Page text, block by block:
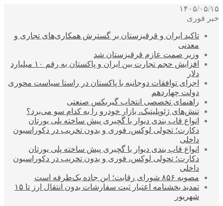
۱۴۰۵/۰۵/۱۵
خبر فوری
تاکید ایران و قرقیزستان بر گسترش همکاری‌های تجاری و
معدنی
وزیر صمت عازم قرقیزستان شد
افزایش حجم تجارت بین ایران و پاکستان به رقم ۱۰ میلیارد
دلار
اجرای توافقات دوجانبه با پاکستان در راستا سیاست محوری
دولت چهاردهم
راهنمای تخصصی انتخاب گیربکس صنعتی
تنش‌های ژئوپلیتیک، بازار خودرو را به کدام سو می‌برد؟
انواع قاب بندی دیوار با گچبری پیش ساخته پلی یورتان
دکارت؛ تحولی لوکس، فوری و بدون تخریب در دکوراسیون
داخلی
انواع قاب بندی دیوار با گچبری پیش ساخته پلی یورتان
دکارت؛ تحولی لوکس، فوری و بدون تخریب در دکوراسیون
داخلی
مصوبه ۸۵۶ شورای رقابت؛ این جاده یک‌طرفه است
تمدید بخشنامه اعتبار ثبت سفارشات بدون انتقال ارز تا ۱۵
شهریور